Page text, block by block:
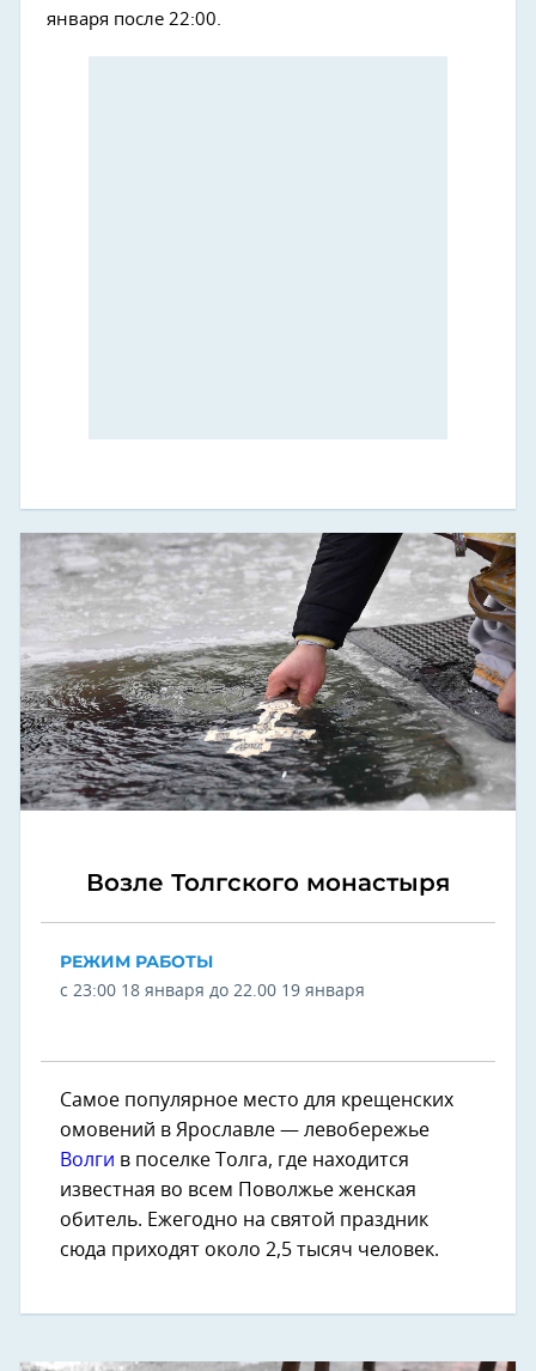
января после 22:00.
Возле Толгского монастыря
РЕЖИМ РАБОТЫ
с 23:00 18 января до 22.00 19 января
Самое популярное место для крещенских
омовений в Ярославле — левобережье
Волги в поселке Толга, где находится
известная во всем Поволжье женская
обитель. Ежегодно на святой праздник
сюда приходят около 2,5 тысяч человек.